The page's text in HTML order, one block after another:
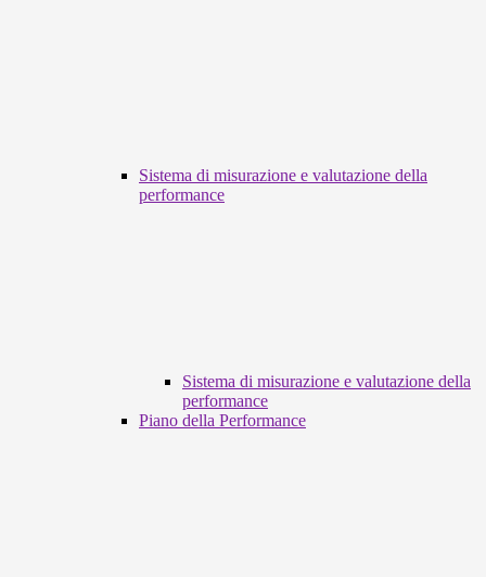
Sistema di misurazione e valutazione della
performance
Sistema di misurazione e valutazione della
performance
Piano della Performance